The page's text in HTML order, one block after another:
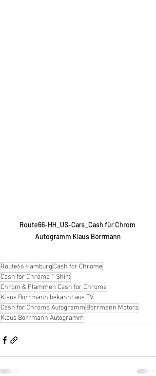
Route66-HH_US-Cars_Cash für Chrom
Autogramm Klaus Borrmann
Route66 Hamburg Cash for Chrome
Cash for Chrome T-Shirt
Chrom & Flammen Cash for Chrome
Klaus Borrmann bekannt aus TV
Cash for Chrome Autogramm Borrmann Motors
Klaus Borrmann Autogramm